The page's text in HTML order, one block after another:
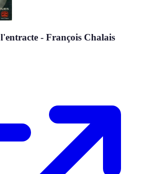
- François Chalais